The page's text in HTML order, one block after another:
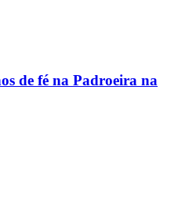
de fé na Padroeira na